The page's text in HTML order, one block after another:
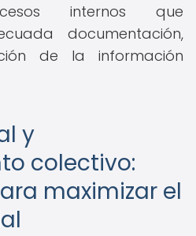
internos que
documentación,
de la información
y
colectivo:
maximizar el